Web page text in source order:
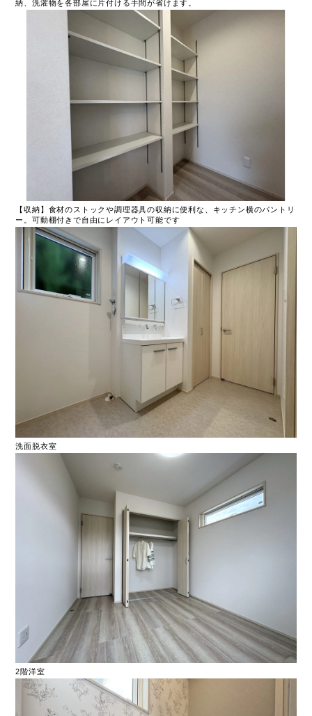
納、洗濯物を各部屋に片付ける手間が省けます。
【収納】食材のストックや調理器具の収納に便利な、キッチン横のパントリ
ー。可動棚付きで自由にレイアウト可能です
洗面脱衣室
2階洋室